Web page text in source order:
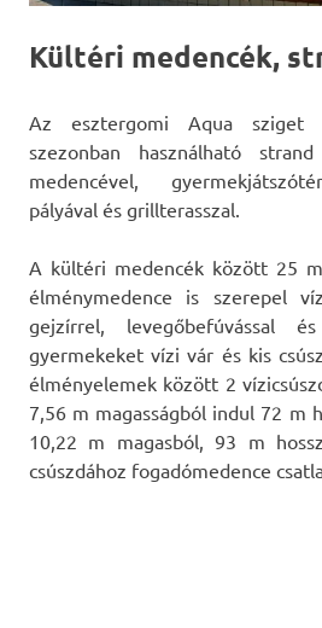
Kültéri medencék,
Az esztergomi Aqua sziget
szezonban használható
medencével,
pályával és grillterasszal.
A kültéri medencék között 25
élménymedence is szerepel
gejzírrel, levegőbefúvással
gyermekeket vízi vár és kis
élményelemek között 2
7,56 m magasságból indul 72 m
10,22 m magasból, 93 m
csúszdához fogadómedence